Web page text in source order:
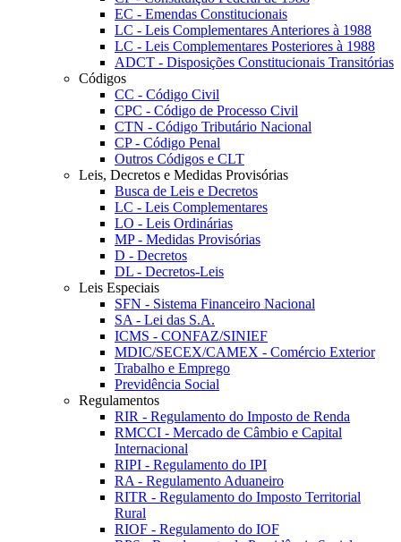
EC - Emendas Constitucionais
LC - Leis Complementares Anteriores à 1988
LC - Leis Complementares Posteriores à 1988
ADCT - Disposições Constitucionais Transitórias
Códigos
CC - Código Civil
CPC - Código de Processo Civil
CTN - Código Tributário Nacional
CP - Código Penal
Outros Códigos e CLT
Leis, Decretos e Medidas Provisórias
Busca de Leis e Decretos
LC - Leis Complementares
LO - Leis Ordinárias
MP - Medidas Provisórias
D - Decretos
DL - Decretos-Leis
Leis Especiais
SFN - Sistema Financeiro Nacional
SA - Lei das S.A.
ICMS - CONFAZ/SINIEF
MDIC/SECEX/CAMEX - Comércio Exterior
Trabalho e Emprego
Previdência Social
Regulamentos
RIR - Regulamento do Imposto de Renda
RMCCI - Mercado de Câmbio e Capital
Internacional
RIPI - Regulamento do IPI
RA - Regulamento Aduaneiro
RITR - Regulamento do Imposto Territorial
Rural
RIOF - Regulamento do IOF